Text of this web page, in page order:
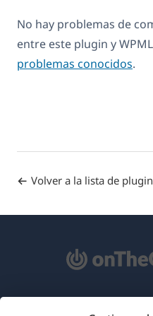
No hay problemas de
entre este plugin y
problemas conocidos.
Volver a la lista de